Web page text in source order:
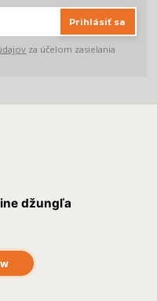
Prihlásiť sa
za účelom zasielania